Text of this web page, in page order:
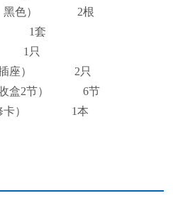
、黑色） 2根
1套
1只
于插座） 2只
接收盒2节） 6节
保修卡） 1本